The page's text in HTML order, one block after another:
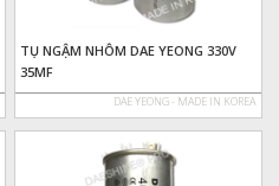
TỤ NGẬM NHÔM DAE YEONG 330V
35MF
DAE YEONG - MADE IN KOREA